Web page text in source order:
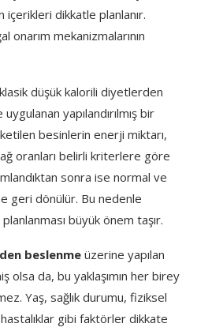
içerikleri dikkatle planlanır.
onarım mekanizmalarının
düşük kalorili diyetlerden
yapılandırılmış bir
besinlerin enerji miktarı,
oranları belirli kriterlere göre
sonra ise normal ve
geri dönülür. Bu nedenle
büyük önem taşır.
beslenme üzerine yapılan
olsa da, bu yaklaşımın her birey
Yaş, sağlık durumu, fiziksel
gibi faktörler dikkate